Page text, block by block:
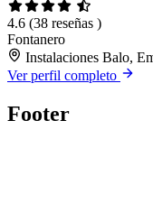
4.6 (38 reseñas )
Fontanero
Instalaciones Balo,
Ver perfil completo
Footer